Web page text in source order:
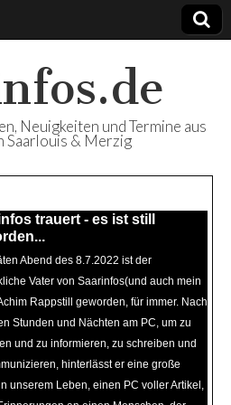
Neuigkeiten und Termine aus
Saarlouis & Merzig
trauert - es ist still
Abend des 8.7.2022 ist der
Vater von Saarinfos(und auch mein
Rappstill geworden, für immer. Nach
Stunden und Nächten am PC, um zu
und zu informieren, zu schreiben und
hinterlässt er eine große
unserem Leben, einen PC voller Artikel,
Plus - Ausgabe 64
Juli 22 ist nun online
Saarinfos Plus - Ausgabe 64 Juni Juli
- Ihr Regionalmagazin für die Kreise
& Merzig - steht unser Magazin
auch wieder in digitaler Version -
der Print-Ausgabe, die zur Zeit an
Stellen in den Landkreisen zur
bereit liegen - zum online